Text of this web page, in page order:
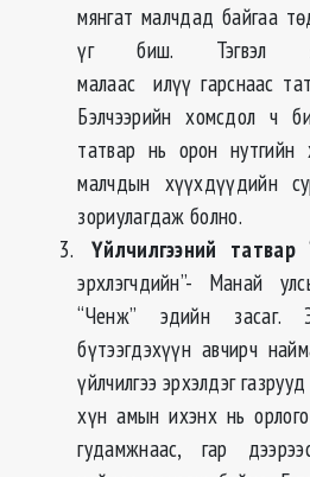
мянгат малчдад байгаа
үг биш. Тэгвэл
малаас илүү гарснаас
Бэлчээрийн хомсдол ч
татвар нь орон нутгийн
малчдын хүүхдүүдийн
зориулагдаж болно.
Үйлчилгээний татвар
эрхлэгчдийн”- Манай
“Ченж” эдийн засаг.
бүтээгдэхүүн авчирч
үйлчилгээ эрхэлдэг
хүн амын ихэнх нь
гудамжнаас, гар